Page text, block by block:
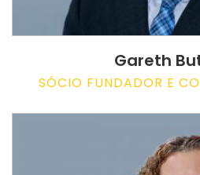
Gareth
SÓCIO FUNDADOR E